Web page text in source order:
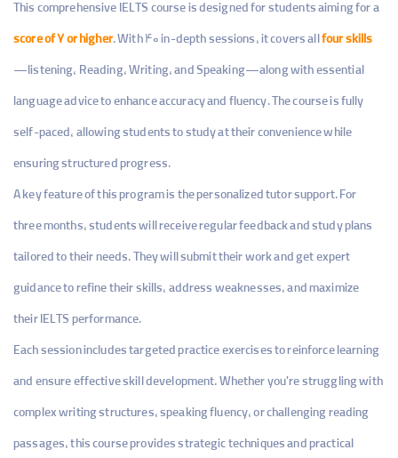
This comprehensive IELTS course is designed for students aiming for a
score of 7 or higher. With 40 in-depth sessions, it covers allfour skills
—listening, Reading, Writing, and Speaking—along with essential
language advice to enhance accuracy and fluency. The course is fully
self-paced, allowing students to study at their convenience while
ensuring structured progress.
A key feature of this program is the personalized tutor support. For
three months, students will receive regular feedback and study plans
tailored to their needs. They will submit their work and get expert
guidance to refine their skills, address weaknesses, and maximize
their IELTS performance.
Each session includes targeted practice exercises to reinforce learning
and ensure effective skill development. Whether you're struggling with
complex writing structures, speaking fluency, or challenging reading
passages, this course provides strategic techniques and practical